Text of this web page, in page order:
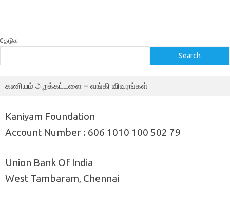
தேடுக
Search
கணியம் அறக்கட்டளை – வங்கி விவரங்கள்
Kaniyam Foundation
Account Number : 606 1010 100 502 79
Union Bank Of India
West Tambaram, Chennai